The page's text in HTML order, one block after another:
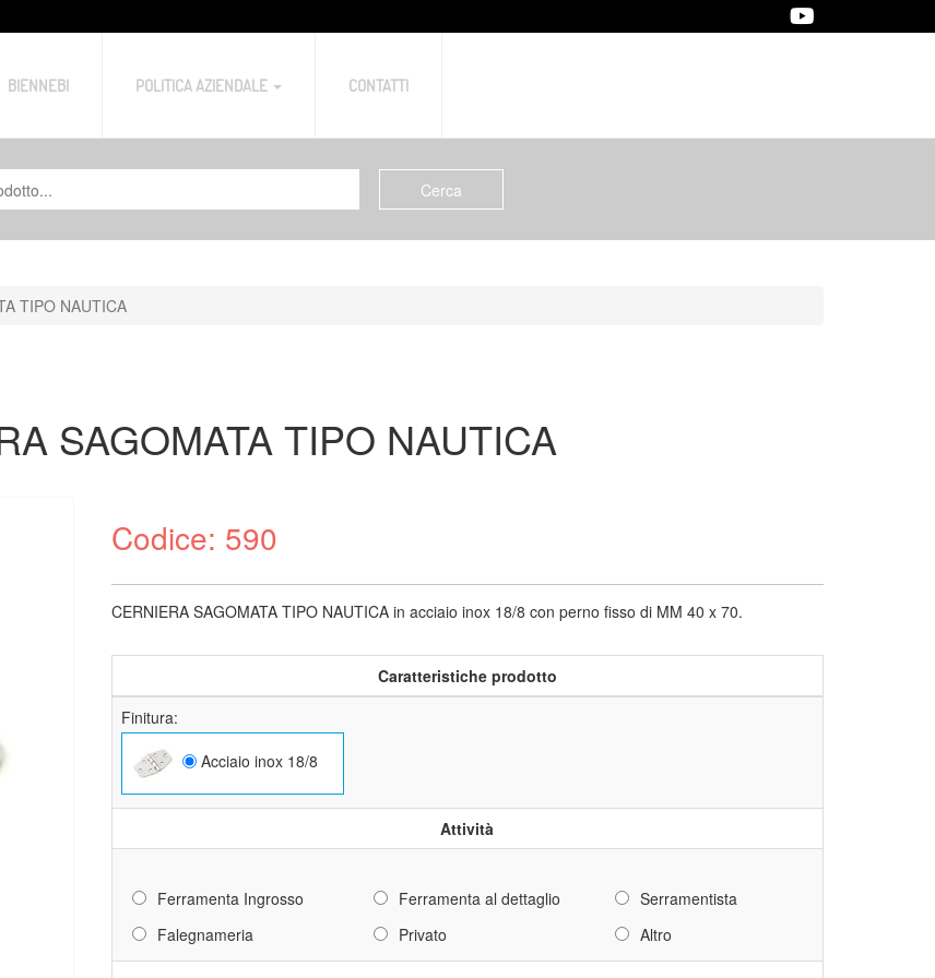
BIENNEBI POLITICA AZIENDALE CONTATTI
TIPO NAUTICA
SAGOMATA TIPO NAUTICA
Codice: 590
CERNIERA SAGOMATA TIPO NAUTICA in acciaio inox 18/8 con perno fisso di MM 40 x 70.
Caratteristiche prodotto
Finitura:
Acciaio inox 18/8
Attività
Ferramenta Ingrosso Ferramenta al dettaglio
Serramentista
Falegnameria
Privato Altro